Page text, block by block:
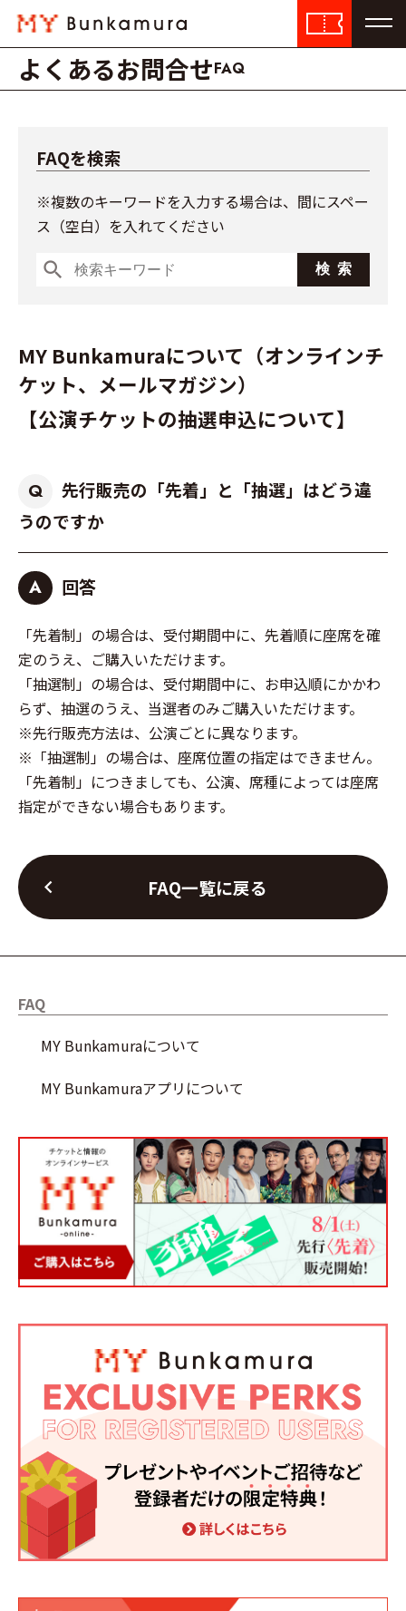
よくあるお問合せFAQ
FAQを検索
※複数のキーワードを入力する場合は、間にスペー
ス（空白）を入れてください
search
MY Bunkamuraについて（オンラインチ
ケット、メールマガジン）
【公演チケットの抽選申込について】
Q
先行販売の「先着」と「抽選」はどう違
うのですか
A 回答
「先着制」の場合は、受付期間中に、先着順に座席を確
定のうえ、ご購入いただけます。
「抽選制」の場合は、受付期間中に、お申込順にかかわ
らず、抽選のうえ、当選者のみご購入いただけます。
※先行販売方法は、公演ごとに異なります。
※「抽選制」の場合は、座席位置の指定はできません。
「先着制」につきましても、公演、席種によっては座席
指定ができない場合もあります。
chevron_left FAQ一覧に戻る
FAQ
MY Bunkamuraについて
MY Bunkamuraアプリについて